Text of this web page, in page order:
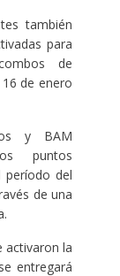
también
para
de
de enero
y BAM
puntos
período del
de una
activaron la
entregará